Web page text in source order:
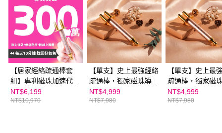
３．未成年的使用者請事先徵得法定代理人或監護人之同意方可使用
「AFTEE先享後付」，若未經同意申辦者引起之損失，本公司不負相關責
任。
４．使用「AFTEE先享後付」時，將依據個別帳號之用戶狀況，依本公司即
時審查核予不同之上限額度；若仍有額度不足之情形，本公司將視審查結果
請求用戶進行身份認證。
５．嚴禁一人註冊多個帳號或使用他人資訊註冊。若發現惡意使用之情形，
恩沛科技股份有限公司將有權停止該用戶之使用額度並採取法律行動。
【居家經絡疏通棒套
組】專利磁珠加速代
謝，鈦合金超輕盈、超
時尚！內含20堂線上課
NT$6,199
NT$10,970
【單支】史上最強經絡
疏通棒，獨家磁珠導熱
加速代謝，按摩／刮痧
輕盈時尚易上手！｜親
NT$4,999
NT$7,980
【單支】史上最
疏通棒，獨家磁
加速代謝，按摩
輕盈時尚易上手
NT$4,999
NT$7,980